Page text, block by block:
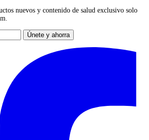
nuevos y contenido de salud exclusivo solo
Únete y ahorra